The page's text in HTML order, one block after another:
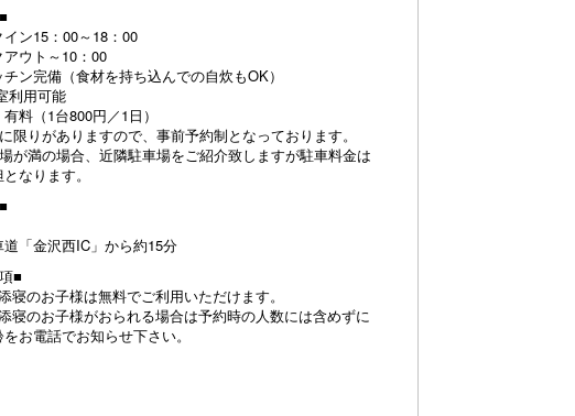
ン15：00～18：00
ウト～10：00
ン完備（食材を持ち込んでの自炊もOK）
利用可能
料（1台800円／1日）
限りがありますので、事前予約制となっております。
が満の場合、近隣駐車場をご紹介致しますが駐車料金は
なります。
「金沢西IC」から約15分
■
寝のお子様は無料でご利用いただけます。
寝のお子様がおられる場合は予約時の人数には含めずに
お電話でお知らせ下さい。